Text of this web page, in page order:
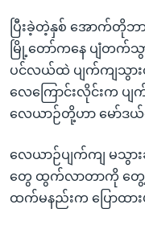
ပြီးခဲ့တဲ့နှစ် အောက်တိုဘ
မြို့တော်ကနေ ပျံတက်သွာ
ပင်လယ်ထဲ ပျက်ကျသွာ
လေကြောင်းလိုင်းက ပျက်
လေယာဉ်တို့ဟာ မော်ဒ
လေယာဉ်ပျက်ကျ မသွား
တွေ ထွက်လာတာကို တွေ့
ထက်မနည်းက ပြောထာ